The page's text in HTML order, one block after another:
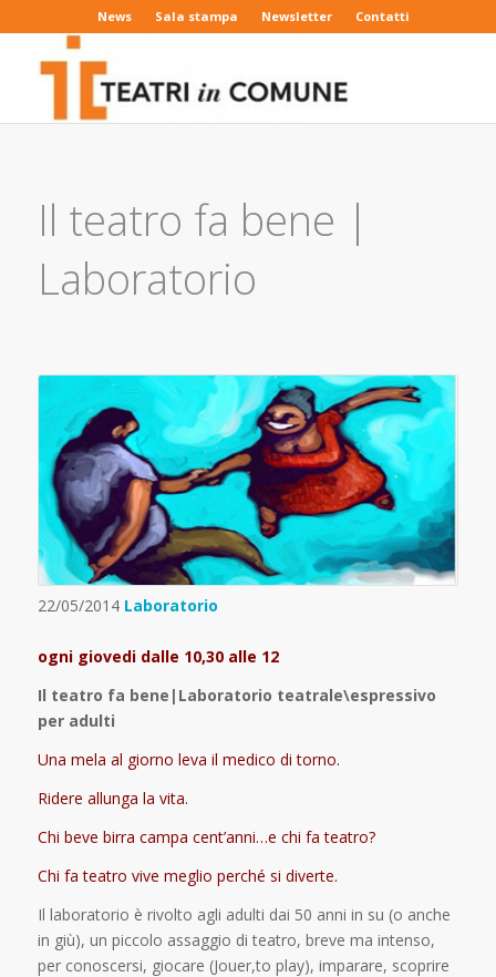
News Sala stampa Newsletter Contatti
Il teatro fa bene |
Laboratorio
22/05/2014 Laboratorio
ogni giovedi dalle 10,30 alle 12
Il teatro fa bene|Laboratorio teatrale\espressivo
per adulti
Una mela al giorno leva il medico di torno.
Ridere allunga la vita.
Chi beve birra campa cent’anni…e chi fa teatro?
Chi fa teatro vive meglio perché si diverte.
Il laboratorio è rivolto agli adulti dai 50 anni in su (o anche
in giù), un piccolo assaggio di teatro, breve ma intenso,
per conoscersi, giocare (Jouer,to play), imparare, scoprire